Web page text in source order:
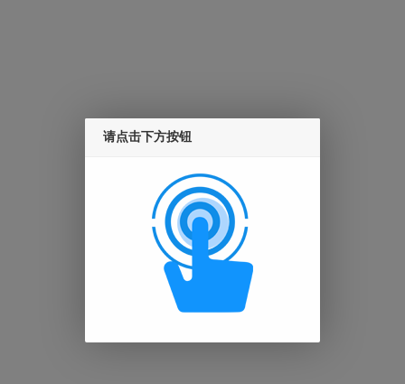
请点击下方按钮